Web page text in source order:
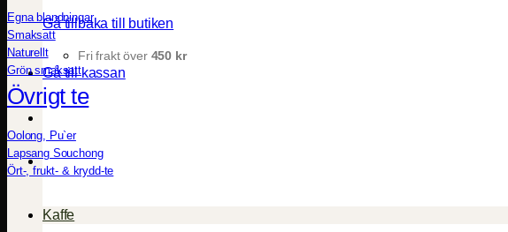
Gå tillbaka till butiken
Fri frakt över 450 kr
Gå till kassan
Egna blandningar
Smaksatt
Naturellt
Grön smaksatt
Övrigt te
Oolong, Pu`er
Lapsang Souchong
Ört-, frukt- & krydd-te
Kaffe